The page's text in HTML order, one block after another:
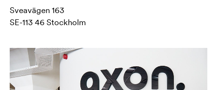
Sveavägen 163
SE-113 46 Stockholm